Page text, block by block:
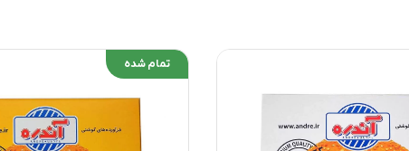
تمام شده